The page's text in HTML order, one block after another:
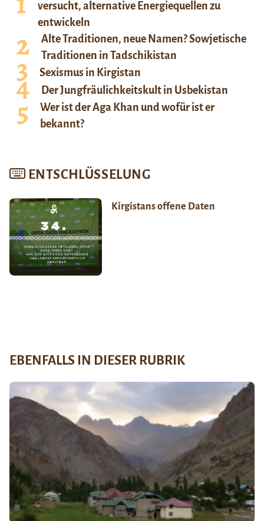
versucht, alternative Energiequellen zu
entwickeln
Alte Traditionen, neue Namen? Sowjetische
Traditionen in Tadschikistan
Sexismus in Kirgistan
Der Jungfräulichkeitskult in Usbekistan
Wer ist der Aga Khan und wofür ist er
bekannt?
ENTSCHLÜSSELUNG
Kirgistans offene Daten
EBENFALLS IN DIESER RUBRIK